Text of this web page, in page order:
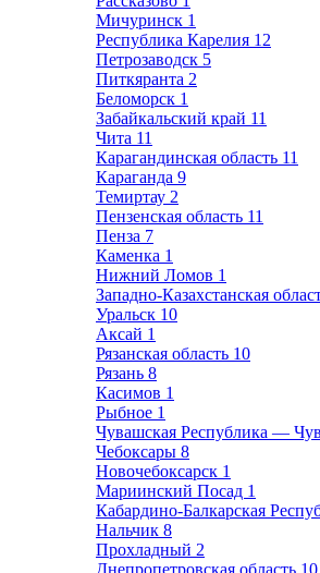
Мичуринск 1
Республика Карелия 12
Петрозаводск 5
Питкяранта 2
Беломорск 1
Забайкальский край 11
Чита 11
Карагандинская область 11
Караганда 9
Темиртау 2
Пензенская область 11
Пенза 7
Каменка 1
Нижний Ломов 1
Западно-Казахстанская
Уральск 10
Аксай 1
Рязанская область 10
Рязань 8
Касимов 1
Рыбное 1
Чувашская Республика —
Чебоксары 8
Новочебоксарск 1
Мариинский Посад 1
Кабардино-Балкарская
Нальчик 8
Прохладный 2
Днепропетровская область 10